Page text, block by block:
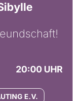
20:00 UHR
E.V.